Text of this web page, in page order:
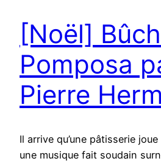
[Noël]
Pomposa
Pierre
Il arrive qu’une pâtisserie
une musique fait soudain